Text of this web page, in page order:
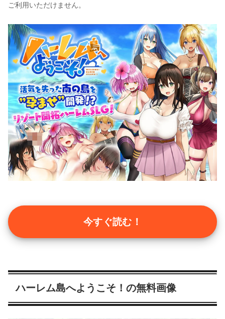
ご利用いただけません。
今すぐ読む！
ハーレム島へようこそ！の無料画像